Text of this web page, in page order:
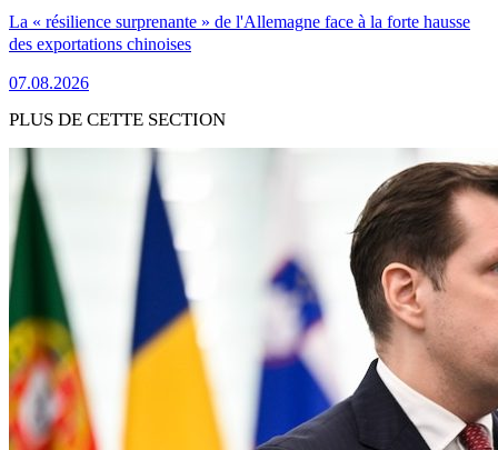
La « résilience surprenante » de l'Allemagne face à la forte hausse
des exportations chinoises
07.08.2026
PLUS DE CETTE SECTION